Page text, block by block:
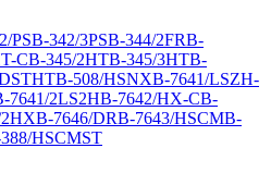
PSB-342/3PSB-344/2FRB-
CB-345/2HTB-345/3HTB-
B-508/HSNXB-7641/LSZH-
7641/2LS2HB-7642/HX-CB-
B-7646/DRB-7643/HSCMB-
HSCMST